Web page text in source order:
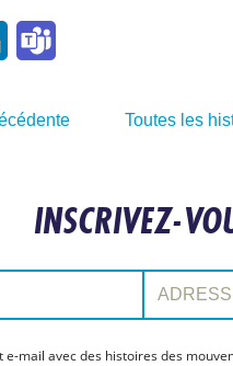
LinkedIn
Toutes les
INSCRIVEZ-
Adresse e-
e-mail avec des histoires des